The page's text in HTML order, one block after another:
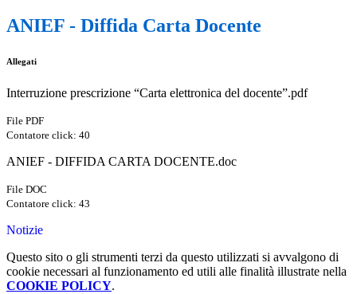
ANIEF - Diffida Carta Docente
Allegati
Interruzione prescrizione “Carta elettronica del docente”.pdf
File PDF
Contatore click: 40
ANIEF - DIFFIDA CARTA DOCENTE.doc
File DOC
Contatore click: 43
Notizie
Questo sito o gli strumenti terzi da questo utilizzati si avvalgono di
cookie necessari al funzionamento ed utili alle finalità illustrate nella
COOKIE POLICY.